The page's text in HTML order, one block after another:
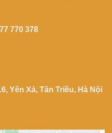
770 378
Yên Xá, Tân Triều, Hà Nội